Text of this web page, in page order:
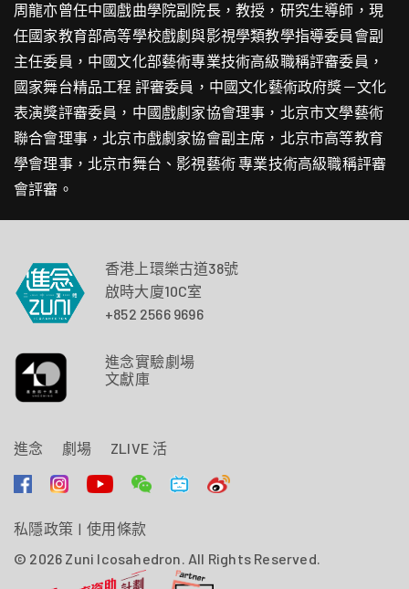
周龍亦曾任中國戲曲學院副院長，教授，研究生導師，現
任國家教育部高等學校戲劇與影視學類教學指導委員會副
主任委員，中國文化部藝術專業技術高級職稱評審委員，
國家舞台精品工程 評審委員，中國文化藝術政府獎－文化
表演獎評審委員，中國戲劇家協會理事，北京市文學藝術
聯合會理事，北京市戲劇家協會副主席，北京市高等教育
學會理事，北京市舞台、影視藝術 專業技術高級職稱評審
會評審。
香港上環樂古道38號
啟時大廈10C室
+852 2566 9696
進念實驗劇場
文獻庫
進念 劇場 ZLIVE 活
私隱政策 | 使用條款
© 2026 Zuni Icosahedron. All Rights Reserved.